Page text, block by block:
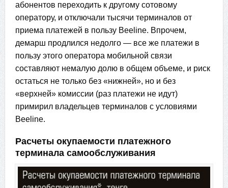
абонентов переходить к другому сотовому
оператору, и отключали тысячи терминалов от
приема платежей в пользу Beeline. Впрочем,
демарш продлился недолго — все же платежи в
пользу этого оператора мобильной связи
составляют немалую долю в общем объеме, и риск
остаться не только без «нижней», но и без
«верхней» комиссии (раз платежи не идут)
примирил владельцев терминалов с условиями
Beeline.
Расчеты окупаемости платежного
терминала самообслуживания